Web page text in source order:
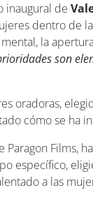
inaugural de
dentro de
la
son
oradoras,
cómo se ha
Paragon Films,
específico,
a las